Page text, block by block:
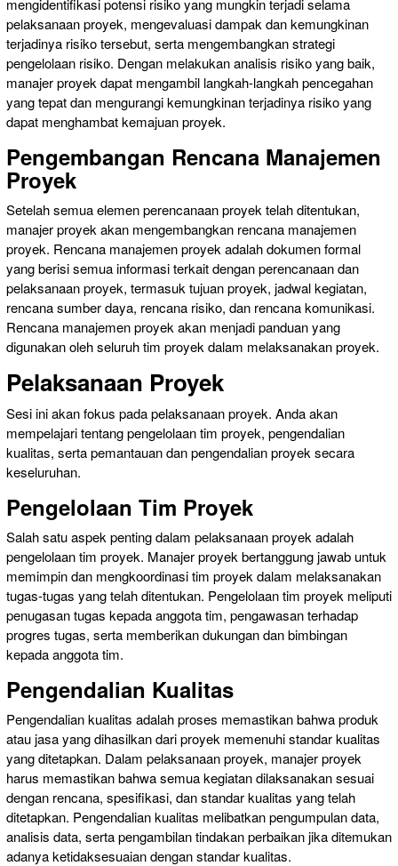
pelaksanaan proyek, mengevaluasi dampak dan kemungkinan
terjadinya risiko tersebut, serta mengembangkan strategi
pengelolaan risiko. Dengan melakukan analisis risiko yang baik,
manajer proyek dapat mengambil langkah-langkah pencegahan
yang tepat dan mengurangi kemungkinan terjadinya risiko yang
dapat menghambat kemajuan proyek.
Pengembangan Rencana Manajemen
Proyek
Setelah semua elemen perencanaan proyek telah ditentukan,
manajer proyek akan mengembangkan rencana manajemen
proyek. Rencana manajemen proyek adalah dokumen formal
yang berisi semua informasi terkait dengan perencanaan dan
pelaksanaan proyek, termasuk tujuan proyek, jadwal kegiatan,
rencana sumber daya, rencana risiko, dan rencana komunikasi.
Rencana manajemen proyek akan menjadi panduan yang
digunakan oleh seluruh tim proyek dalam melaksanakan proyek.
Pelaksanaan Proyek
Sesi ini akan fokus pada pelaksanaan proyek. Anda akan
mempelajari tentang pengelolaan tim proyek, pengendalian
kualitas, serta pemantauan dan pengendalian proyek secara
keseluruhan.
Pengelolaan Tim Proyek
Salah satu aspek penting dalam pelaksanaan proyek adalah
pengelolaan tim proyek. Manajer proyek bertanggung jawab untuk
memimpin dan mengkoordinasi tim proyek dalam melaksanakan
tugas-tugas yang telah ditentukan. Pengelolaan tim proyek meliputi
penugasan tugas kepada anggota tim, pengawasan terhadap
progres tugas, serta memberikan dukungan dan bimbingan
kepada anggota tim.
Pengendalian Kualitas
Pengendalian kualitas adalah proses memastikan bahwa produk
atau jasa yang dihasilkan dari proyek memenuhi standar kualitas
yang ditetapkan. Dalam pelaksanaan proyek, manajer proyek
harus memastikan bahwa semua kegiatan dilaksanakan sesuai
dengan rencana, spesifikasi, dan standar kualitas yang telah
ditetapkan. Pengendalian kualitas melibatkan pengumpulan data,
analisis data, serta pengambilan tindakan perbaikan jika ditemukan
adanya ketidaksesuaian dengan standar kualitas.